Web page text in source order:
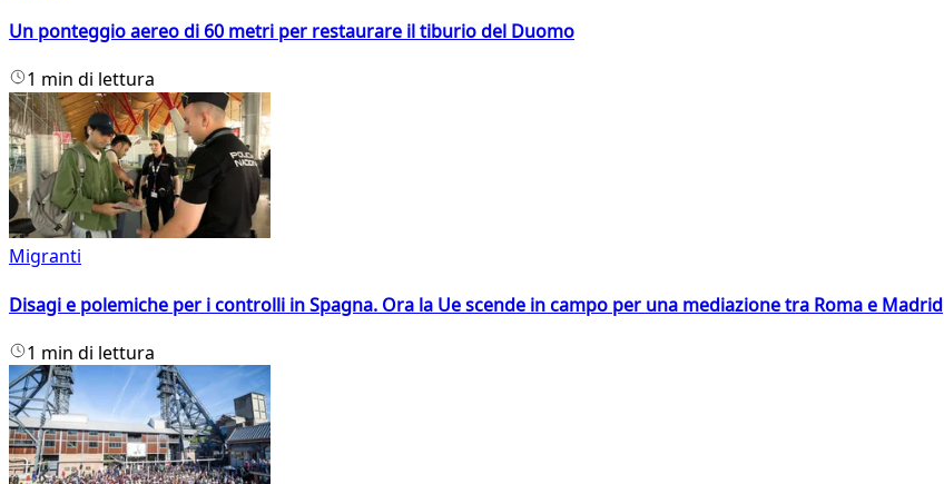
Un ponteggio aereo di 60 metri per restaurare il tiburio del Duomo
1 min di lettura
Migranti
Disagi e polemiche per i controlli in Spagna. Ora la Ue scende in campo per una mediazione tra Roma e Madrid
1 min di lettura